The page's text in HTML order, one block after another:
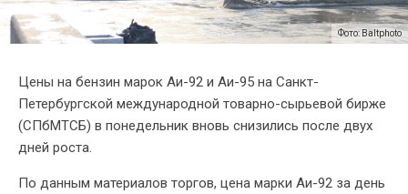
Фото: Baltphoto
Цены на бензин марок Аи-92 и Аи-95 на Санкт-
Петербургской международной товарно-сырьевой бирже
(СПбМТСБ) в понедельник вновь снизились после двух
дней роста.
По данным материалов торгов, цена марки Аи-92 за день